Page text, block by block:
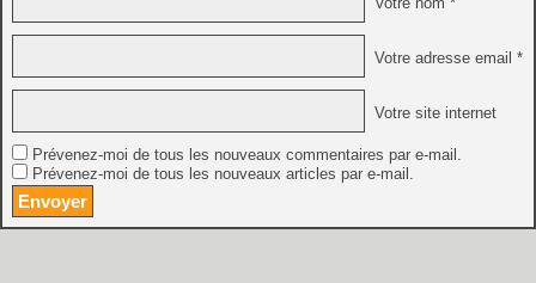
Votre adresse email *
Votre site internet
Prévenez-moi de tous les nouveaux commentaires par e-mail.
Prévenez-moi de tous les nouveaux articles par e-mail.